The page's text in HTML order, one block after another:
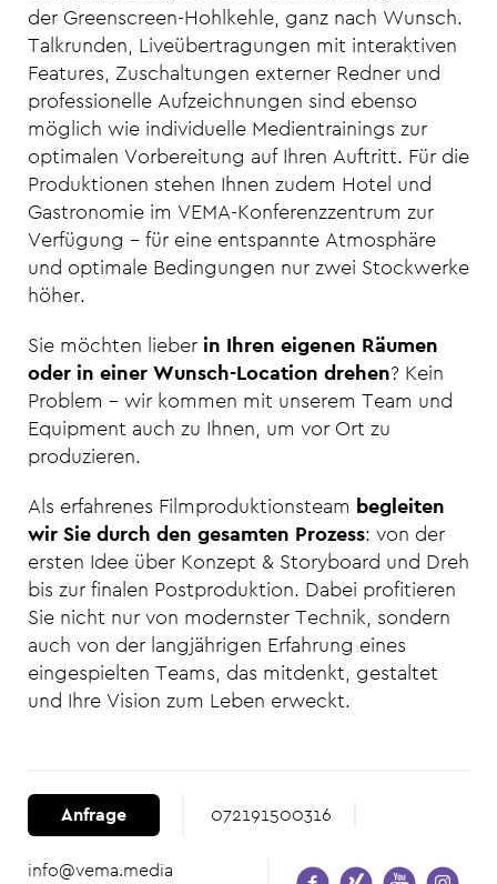
der Greenscreen-Hohlkehle, ganz nach Wunsch.
Talkrunden, Liveübertragungen mit interaktiven
Features, Zuschaltungen externer Redner und
professionelle Aufzeichnungen sind ebenso
möglich wie individuelle Medientrainings zur
optimalen Vorbereitung auf Ihren Auftritt. Für die
Produktionen stehen Ihnen zudem Hotel und
Gastronomie im VEMA-Konferenzzentrum zur
Verfügung – für eine entspannte Atmosphäre
und optimale Bedingungen nur zwei Stockwerke
höher.
Sie möchten lieber in Ihren eigenen Räumen
oder in einer Wunsch-Location drehen? Kein
Problem – wir kommen mit unserem Team und
Equipment auch zu Ihnen, um vor Ort zu
produzieren.
Als erfahrenes Filmproduktionsteam begleiten
wir Sie durch den gesamten Prozess: von der
ersten Idee über Konzept & Storyboard und Dreh
bis zur finalen Postproduktion. Dabei profitieren
Sie nicht nur von modernster Technik, sondern
auch von der langjährigen Erfahrung eines
eingespielten Teams, das mitdenkt, gestaltet
und Ihre Vision zum Leben erweckt.
Anfrage 072191500316
info@vema.media